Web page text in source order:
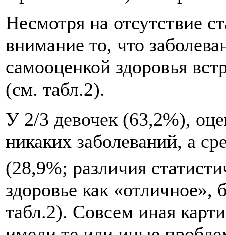
Несмотря на отсутствие
внимание то, что
самооценкой здоровья
(см. табл.2).
У 2/3 девочек (63,2%),
никаких заболеваний, а
(28,9%; различия
здоровье как
табл.2). Совсем иная